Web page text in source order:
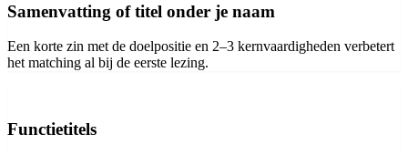
Samenvatting of titel onder je naam
Een korte zin met de doelpositie en 2–3 kernvaardigheden verbetert
het matching al bij de eerste lezing.
Functietitels